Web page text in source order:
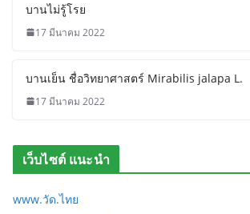
บานไม่รู้โรย
17 มีนาคม 2022
บานเย็น ชื่อวิทยาศาสตร์ Mirabilis jalapa L.
17 มีนาคม 2022
เว็บไซต์ แนะนำ
www.วัด.ไทย